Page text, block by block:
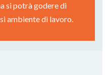
si potrà godere di
ambiente di lavoro.